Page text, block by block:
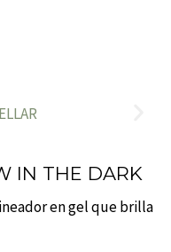
IN THE DARK
en gel que brilla